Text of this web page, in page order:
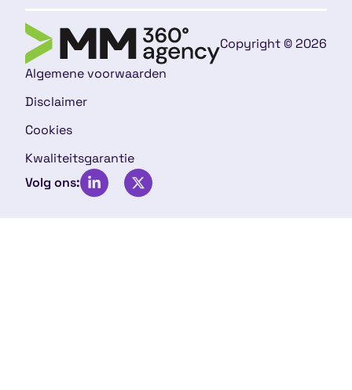
Copyright © 2026
Algemene voorwaarden
Disclaimer
Cookies
Kwaliteitsgarantie
Volg ons: